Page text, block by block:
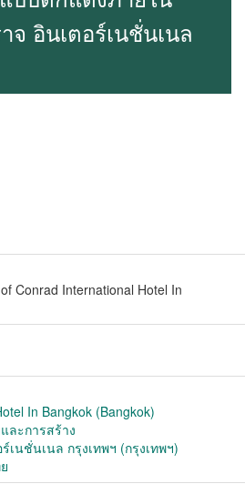
จ อินเตอร์เนชั่นเนล
Conrad International Hotel In
In Bangkok (Bangkok)
ละการสร้าง
เนชั่นเนล กรุงเทพฯ (กรุงเทพฯ)